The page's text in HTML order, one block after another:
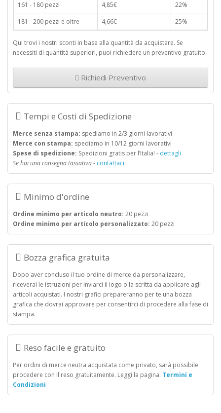
161 - 180 pezzi 4,85€
22%
181 - 200 pezzi e oltre
4,66€ 25%
Qui trovi i nostri sconti in base alla quantità da acquistare. Se
necessiti di quantità superiori, puoi richiedere un preventivo gratuito.
Richiedi Preventivo
Tempi e Costi di Spedizione
Merce senza stampa: spediamo in 2/3 giorni lavorativi
Merce con stampa: spediamo in 10/12 giorni lavorativi
Spese di spedizione: Spedizioni gratis per l’Italia! - dettagli
Se hai una consegna tassativa- contattaci
Minimo d'ordine
Ordine minimo per articolo neutro: 20 pezzi
Ordine minimo per articolo personalizzato: 20 pezzi
Bozza grafica gratuita
Dopo aver concluso il tuo ordine di merce da personalizzare,
riceverai le istruzioni per inviarci il logo o la scritta da applicare agli
articoli acquistati. I nostri grafici prepareranno per te una bozza
grafica che dovrai approvare per consentirci di procedere alla fase di
stampa.
Reso facile e gratuito
Per ordini di merce neutra acquistata come privato, sarà possibile
procedere con il reso gratuitamente. Leggi la pagina: Termini e
Condizioni